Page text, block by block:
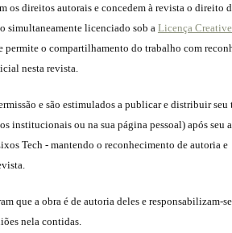
os direitos autorais e concedem à revista o direito
simultaneamente licenciado sob a Licença Creative
permite o compartilhamento do trabalho com
nesta revista.
e são estimulados a publicar e distribuir seu
institucionais ou na sua página pessoal) após seu
Tech - mantendo o reconhecimento de autoria e
que a obra é de autoria deles e responsabilizam-
nela contidas.